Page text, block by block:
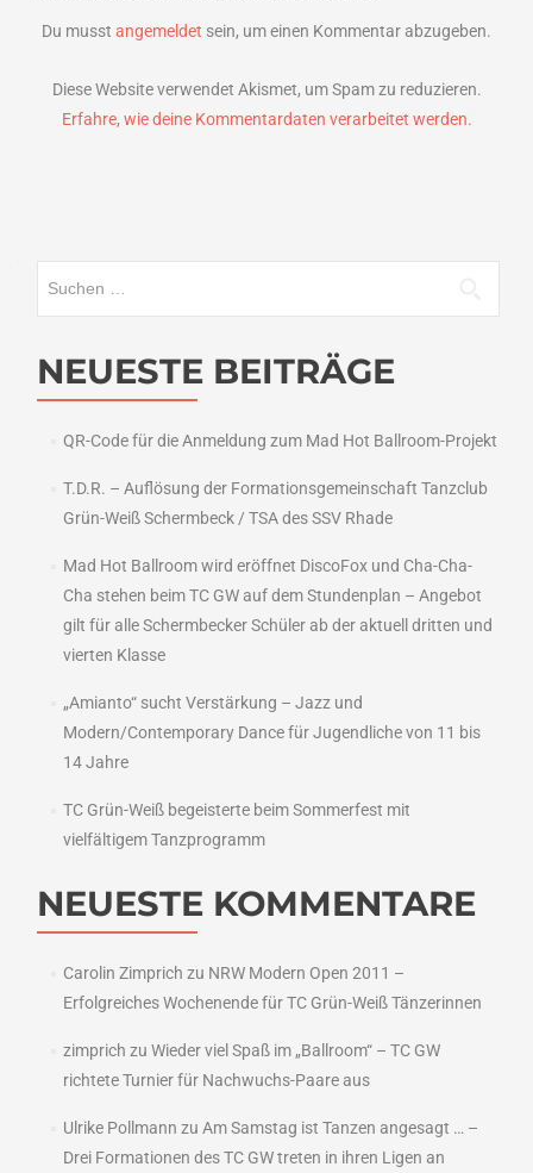
Du musst angemeldet sein, um einen Kommentar abzugeben.
Diese Website verwendet Akismet, um Spam zu reduzieren.
Erfahre, wie deine Kommentardaten verarbeitet werden.
NEUESTE BEITRÄGE
QR-Code für die Anmeldung zum Mad Hot Ballroom-Projekt
T.D.R. – Auflösung der Formationsgemeinschaft Tanzclub
Grün-Weiß Schermbeck / TSA des SSV Rhade
Mad Hot Ballroom wird eröffnet DiscoFox und Cha-Cha-
Cha stehen beim TC GW auf dem Stundenplan – Angebot
gilt für alle Schermbecker Schüler ab der aktuell dritten und
vierten Klasse
„Amianto“ sucht Verstärkung – Jazz und
Modern/Contemporary Dance für Jugendliche von 11 bis
14 Jahre
TC Grün-Weiß begeisterte beim Sommerfest mit
vielfältigem Tanzprogramm
NEUESTE KOMMENTARE
Carolin Zimprich zu NRW Modern Open 2011 –
Erfolgreiches Wochenende für TC Grün-Weiß Tänzerinnen
zimprich zu Wieder viel Spaß im „Ballroom“ – TC GW
richtete Turnier für Nachwuchs-Paare aus
Ulrike Pollmann zu Am Samstag ist Tanzen angesagt … –
Drei Formationen des TC GW treten in ihren Ligen an